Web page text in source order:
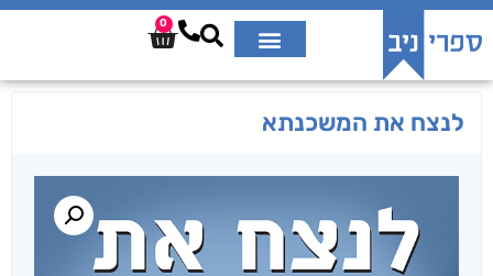
0
לנצח את המשכנתא